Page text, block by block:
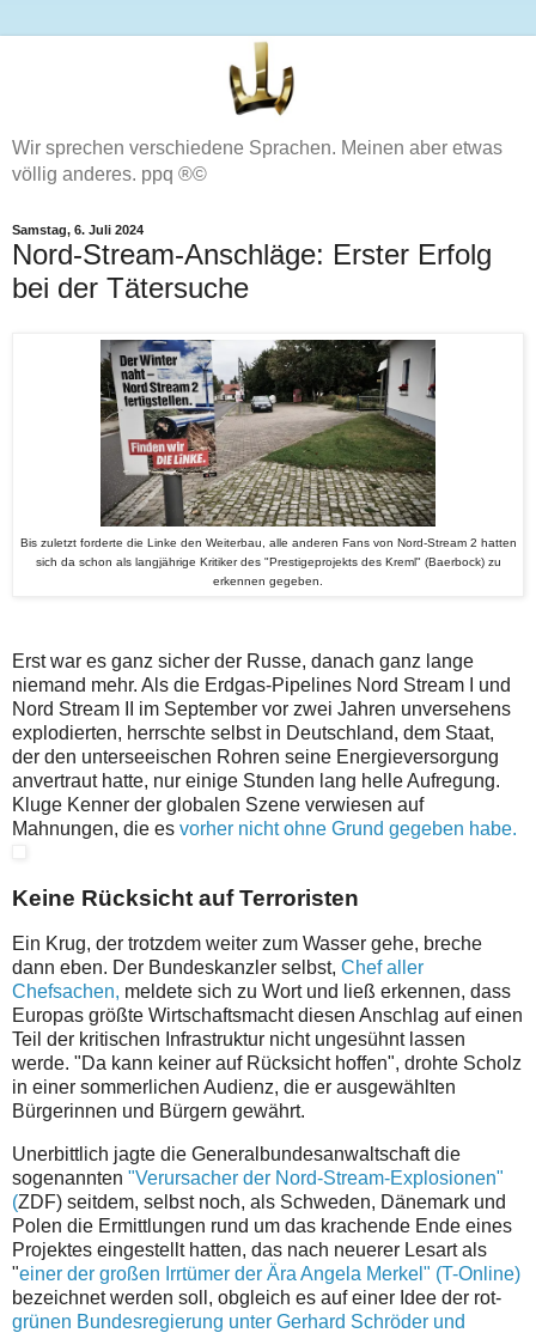
Wir sprechen verschiedene Sprachen. Meinen aber etwas
völlig anderes. ppq ®©
Samstag, 6. Juli 2024
Nord-Stream-Anschläge: Erster Erfolg
bei der Tätersuche
Bis zuletzt forderte die Linke den Weiterbau, alle anderen Fans von Nord-Stream 2 hatten
sich da schon als langjährige Kritiker des "Prestigeprojekts des Kreml" (Baerbock) zu
erkennen gegeben.
Erst war es ganz sicher der Russe, danach ganz lange
niemand mehr. Als die Erdgas-Pipelines Nord Stream I und
Nord Stream II im September vor zwei Jahren unversehens
explodierten, herrschte selbst in Deutschland, dem Staat,
der den unterseeischen Rohren seine Energieversorgung
anvertraut hatte, nur einige Stunden lang helle Aufregung.
Kluge Kenner der globalen Szene verwiesen auf
Mahnungen, die es vorher nicht ohne Grund gegeben habe.
Keine Rücksicht auf Terroristen
Ein Krug, der trotzdem weiter zum Wasser gehe, breche
dann eben. Der Bundeskanzler selbst, Chef aller
Chefsachen, meldete sich zu Wort und ließ erkennen, dass
Europas größte Wirtschaftsmacht diesen Anschlag auf einen
Teil der kritischen Infrastruktur nicht ungesühnt lassen
werde. "Da kann keiner auf Rücksicht hoffen", drohte Scholz
in einer sommerlichen Audienz, die er ausgewählten
Bürgerinnen und Bürgern gewährt.
Unerbittlich jagte die Generalbundesanwaltschaft die
sogenannten "Verursacher der Nord-Stream-Explosionen"
(ZDF) seitdem, selbst noch, als Schweden, Dänemark und
Polen die Ermittlungen rund um das krachende Ende eines
Projektes eingestellt hatten, das nach neuerer Lesart als
"einer der großen Irrtümer der Ära Angela Merkel" (T-Online)
bezeichnet werden soll, obgleich es auf einer Idee der rot-
grünen Bundesregierung unter Gerhard Schröder und